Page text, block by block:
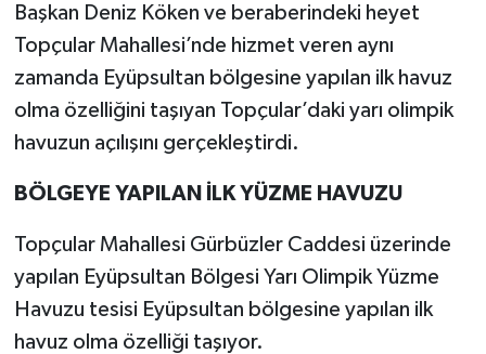
Başkan Deniz Köken ve beraberindeki heyet
Topçular Mahallesi’nde hizmet veren aynı
zamanda Eyüpsultan bölgesine yapılan ilk havuz
olma özelliğini taşıyan Topçular’daki yarı olimpik
havuzun açılışını gerçekleştirdi.
BÖLGEYE YAPILAN İLK YÜZME HAVUZU
Topçular Mahallesi Gürbüzler Caddesi üzerinde
yapılan Eyüpsultan Bölgesi Yarı Olimpik Yüzme
Havuzu tesisi Eyüpsultan bölgesine yapılan ilk
havuz olma özelliği taşıyor.